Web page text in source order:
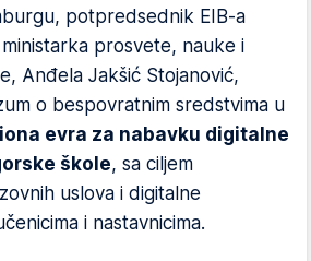
potpredsednik EIB-a
prosvete, nauke i
Anđela Jakšić Stojanović,
o bespovratnim sredstvima u
evra za nabavku digitalne
škole, sa ciljem
uslova i digitalne
i nastavnicima.